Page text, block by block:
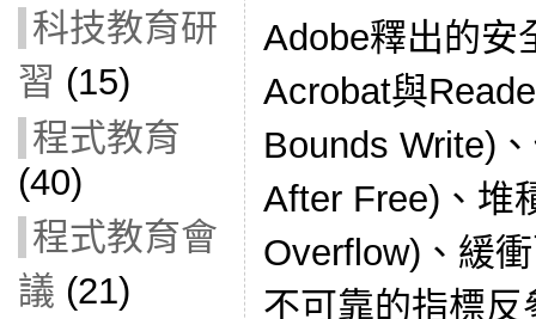
科技教育研
習 (15)
程式教育
(40)
程式教育會
議 (21)
Adobe釋出的安
Acrobat與
Bounds Write)
After Free)、堆
Overflow)、緩
不可靠的指標